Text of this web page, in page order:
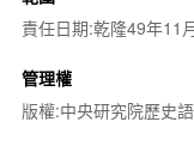
責任日期:乾隆49年11
管理權
版權:中央研究院歷史